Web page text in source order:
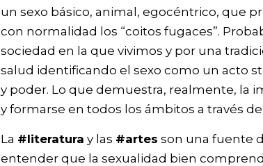
un sexo básico, animal, egocéntrico, que
con normalidad los “coitos fugaces”.
sociedad en la que vivimos y por una
salud identificando el sexo como un acto
y poder. Lo que demuestra, realmente, la
y formarse en todos los ámbitos a través
La #literatura y las #artes son una fuente
entender que la sexualidad bien